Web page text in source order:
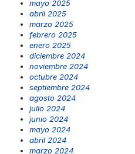
mayo 2025
abril 2025
marzo 2025
febrero 2025
enero 2025
diciembre 2024
noviembre 2024
octubre 2024
septiembre 2024
agosto 2024
julio 2024
junio 2024
mayo 2024
abril 2024
marzo 2024